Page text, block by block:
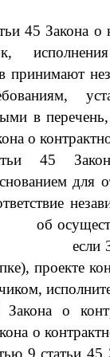
45 Закона о
принимают
в
о
45
для
об
если
проекте
о
о к
9 статьи 45